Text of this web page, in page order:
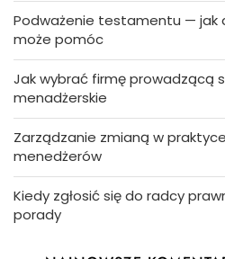
Podważenie testamentu — jak
może pomóc
Jak wybrać firmę prowadzącą
menadżerskie
Zarządzanie zmianą w
menedżerów
Kiedy zgłosić się do radcy
porady